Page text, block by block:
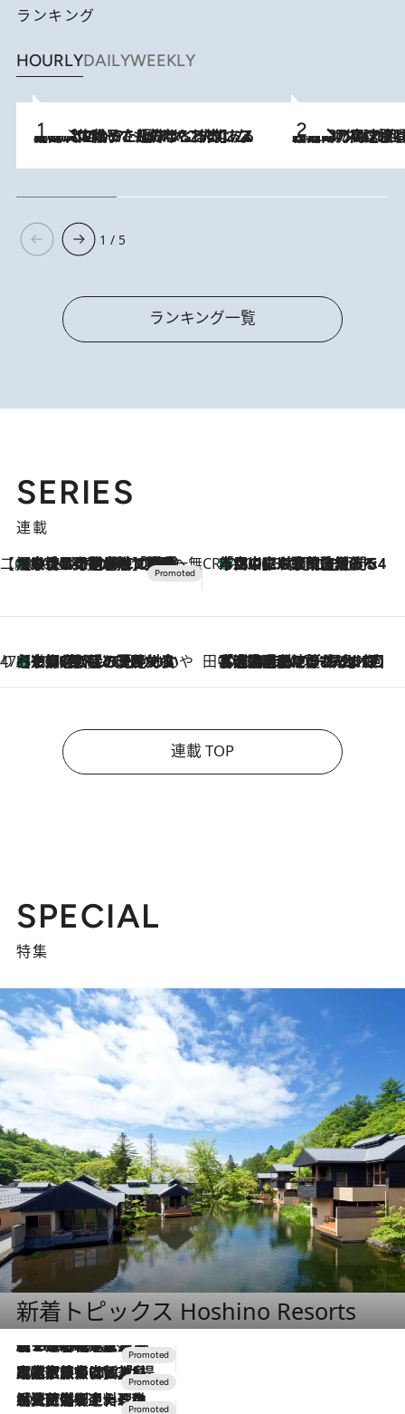
ランキング
HOURLYDAILYWEEKLY
2026.8.5
【阿川佐和子さんの年とる力】なぜ70代で始めた趣味は“こんなに楽しい”のか？ ピアノ、俳句…スランプに陥っても続けられる“ある秘訣”とは 2026.8.7
「湘南乃風に憧れて」観客大盛上がりの“タオル回し”に、ラッパー顔負けの高速歌唱まで…さだまさし（74）のアグレッシブすぎる現在地
1 / 5
ランキング一覧
SERIES
連載
【CREA×星野リゾート】唯一無二。癒しと発見が待つ場所へ
2026.8.7
【トンボの足水浴】ヒノキの香りに包まれて涼感マックス！約13℃の湧水かけ流しを避暑地「星野温泉 トンボの湯」で体験 CREA'S CHOICE
2026.8.7
「立川にも歌舞伎があるんだよ」 片岡仁左衛門・市川中車ら豪華座組みで4年目の立川立飛歌舞伎へ
47都道府県の手みやげ ひんやりスイーツで夏を満喫
2026.8.7
【京都府】この夏絶対食べたい 冷やしておいしいおやつ3選 ひと口目から心を掴む新緑のテリーヌ 田中稲の勝手に再ブーム
2026.8.7
「湘南乃風に憧れて」観客大盛上がりの“タオル回し”に、ラッパー顔負けの高速歌唱まで…さだまさし（74）のアグレッシブすぎる現在地
連載 TOP
SPECIAL
特集
新着トピックス Hoshino Resorts
2026.8.7
【トンボの足水浴】ヒノキの香りに包まれて涼感マックス！約13℃の湧水かけ流しを避暑地「星野温泉 トンボの湯」で体験
2026.7.31
【ホテル帰省】という選択肢をOMOが提案。家族とほどよい距離を保つには「昼は実家、夜は気兼ねなくホテルで！」
2026.7.24
【夏限定ディナーコース】旬を迎える稚鮎や花ズッキーニなどをイタリア・トスカーナの郷土料理の手法で満喫！